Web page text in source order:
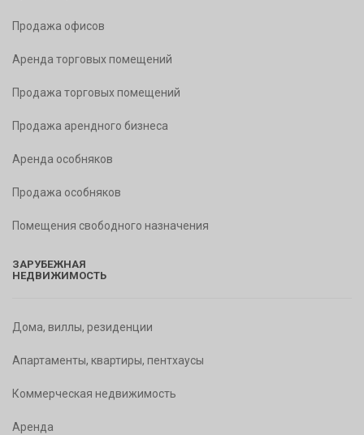
Продажа офисов
Аренда торговых помещений
Продажа торговых помещений
Продажа арендного бизнеса
Аренда особняков
Продажа особняков
Помещения свободного назначения
ЗАРУБЕЖНАЯ
НЕДВИЖИМОСТЬ
Дома, виллы, резиденции
Апартаменты, квартиры, пентхаусы
Коммерческая недвижимость
Аренда